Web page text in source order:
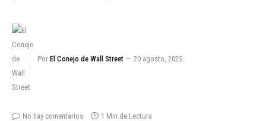
Por El Conejo de Wall Street 20 agosto, 2025
No hay comentarios 1 Min de Lectura